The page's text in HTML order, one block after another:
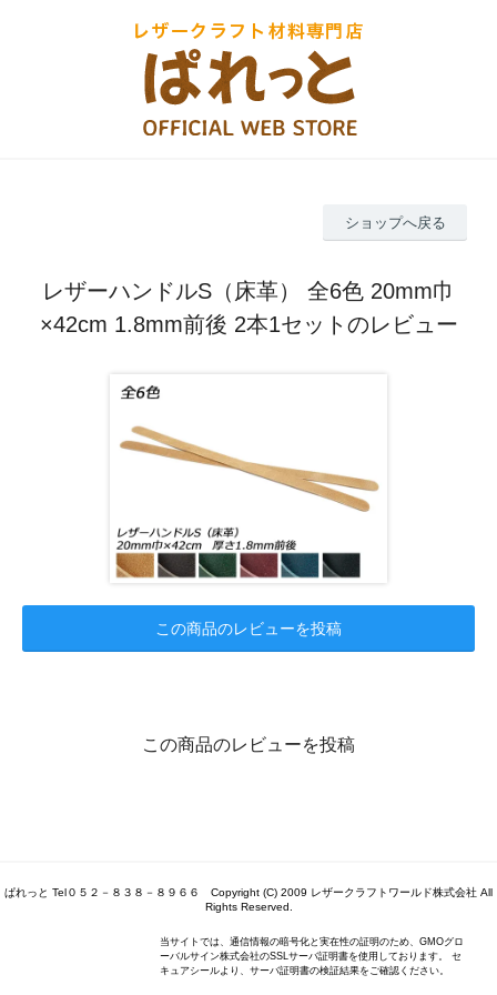
ショップへ戻る
レザーハンドルS（床革） 全6色 20mm巾
×42cm 1.8mm前後 2本1セットのレビュー
この商品のレビューを投稿
この商品のレビューを投稿
ぱれっと Tel０５２－８３８－８９６６ Copyright (C) 2009 レザークラフトワールド株式会社 All
Rights Reserved.
当サイトでは、通信情報の暗号化と実在性の証明のため、GMOグロ
ーバルサイン株式会社のSSLサーバ証明書を使用しております。 セ
キュアシールより、サーバ証明書の検証結果をご確認ください。